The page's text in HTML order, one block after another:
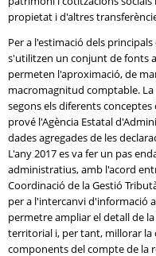
propietat i d'altres
Per a l'estimació dels
s'utilitzen un conjunt de fonts
permeten l'aproximació, de
macromagnitud comptable.
segons els diferents conceptes
prové l'Agència Estatal
dades agregades de les
L'any 2017 es va fer un pas
administratius, amb l'acord
Coordinació de la Gestió
per a l'intercanvi d'informació
permetre ampliar el detall de
territorial i, per tant, millorar la
components del compte de la